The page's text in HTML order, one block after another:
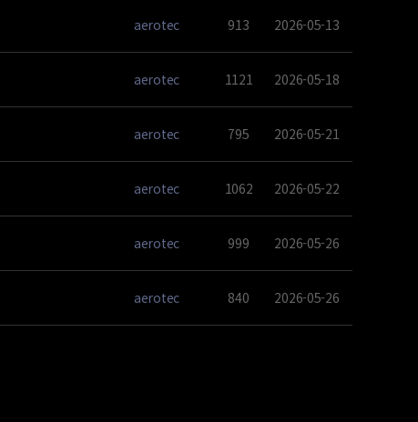
aerotec 913 2026-05-13
aerotec 1121 2026-05-18
aerotec 795 2026-05-21
aerotec 1062 2026-05-22
aerotec 999 2026-05-26
aerotec 840 2026-05-26